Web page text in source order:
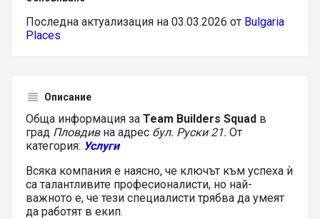
Последна актуализация на 03.03.2026 от Bulgaria
Places
Описание
Обща информация за Team Builders Squad в
град Пловдив на адрес бул. Руски 21. От
категория: Услуги
Всяка компания е наясно, че ключът към успеха ѝ
са талантливите професионалисти, но най-
важното е, че тези специалисти трябва да умеят
да работят в екип.